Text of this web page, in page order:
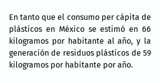
En tanto que el consumo per cápita de
plásticos en México se estimó en 66
kilogramos por habitante al año, y la
generación de residuos plásticos de 59
kilogramos por habitante por año.